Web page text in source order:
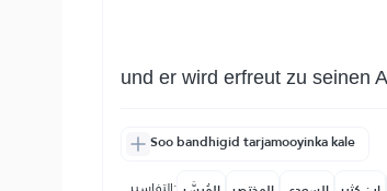
und er wird erfreut zu seinen
Soo bandhigid tarjamooyinka kale